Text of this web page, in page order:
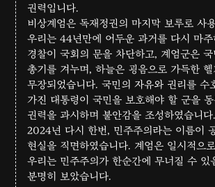
권력입니다.
비상계엄은 독재정권의 마지막 보루로 사
우리는 44년만에 어두운 과거를 다시 마주
경찰이 국회의 문을 차단하고, 계엄군은
총기를 겨누며, 하늘은 굉음으로 가득한
무장되었습니다. 국민의 자유와 권리를 수
가진 대통령이 국민을 보호해야 할 군을
권력을 과시하며 불안감을 조성하였습니
2024년 다시 한번, 민주주의라는 이름이
현실을 직면하였습니다. 계엄은 일시적으
우리는 민주주의가 한순간에 무너질 수 있
분명히 보았습니다.